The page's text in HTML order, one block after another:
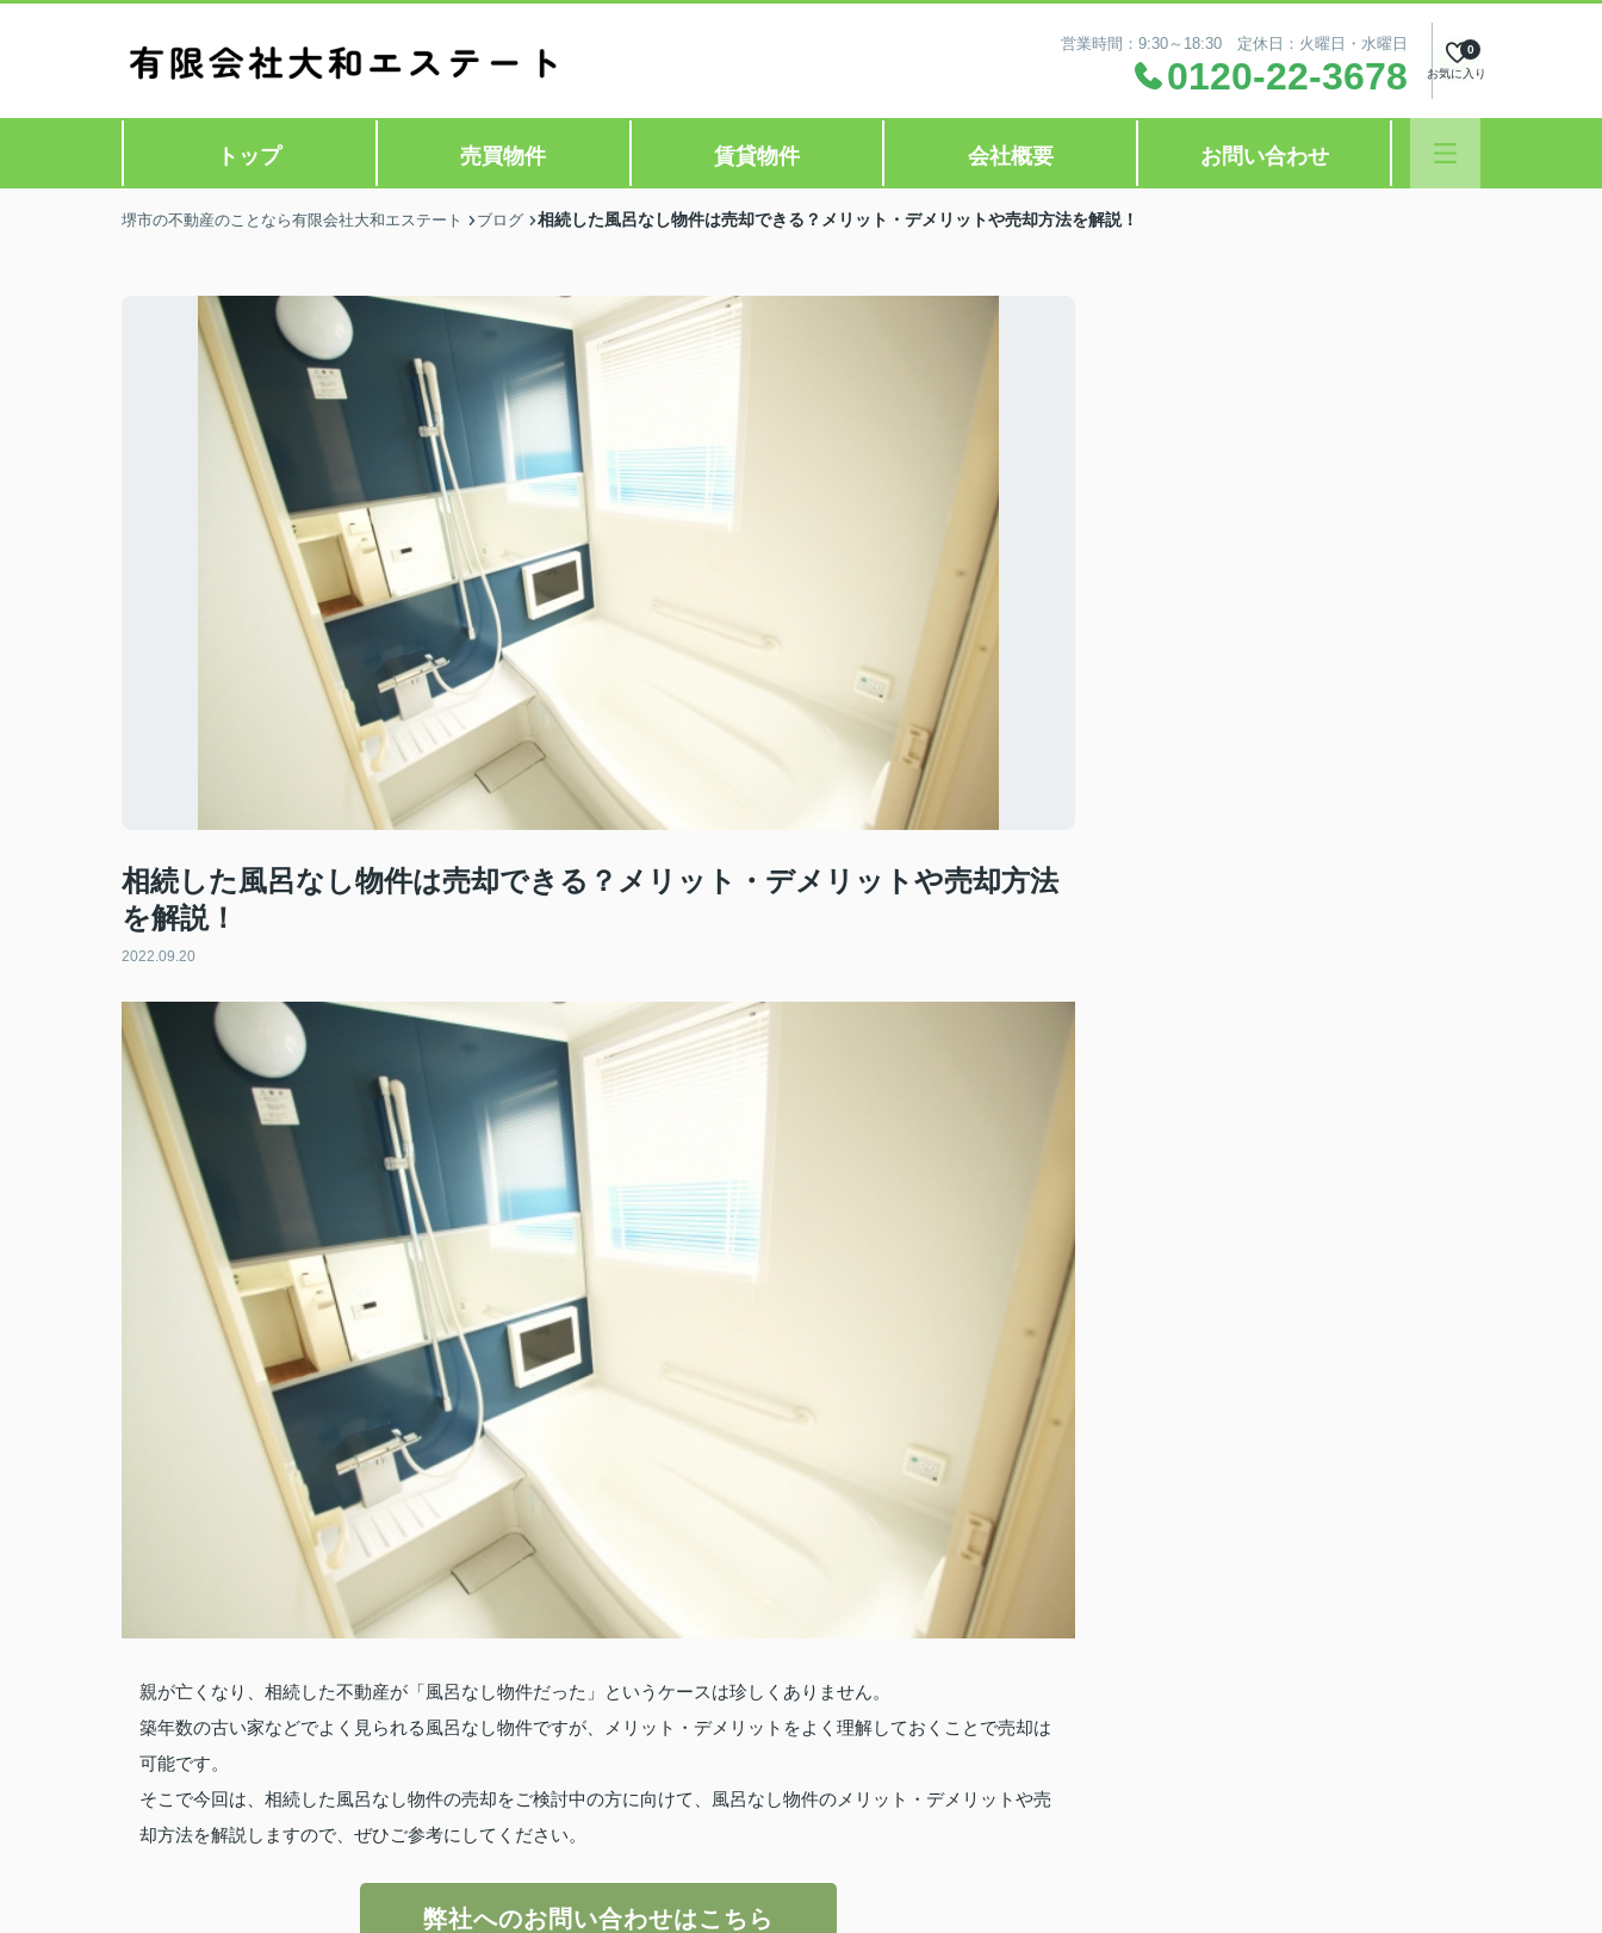
営業時間：9:30～18:30 定休日：火曜日・水曜日
0120-22-3678 お気に入り
0
トップ 売買物件 賃貸物件 会社概要 お問い合わせ
堺市の不動産のことなら有限会社大和エステート ブログ 相続した風呂なし物件は売却できる？メリット・デメリットや売却方法を解説！
相続した風呂なし物件は売却できる？メリット・デメリットや売却方法
を解説！
2022.09.20
親が亡くなり、相続した不動産が「風呂なし物件だった」というケースは珍しくありません。
築年数の古い家などでよく見られる風呂なし物件ですが、メリット・デメリットをよく理解しておくことで売却は
可能です。
そこで今回は、相続した風呂なし物件の売却をご検討中の方に向けて、風呂なし物件のメリット・デメリットや売
却方法を解説しますので、ぜひご参考にしてください。
弊社へのお問い合わせはこちら